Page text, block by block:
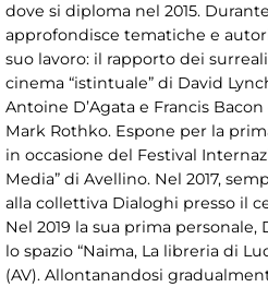
dove si diploma nel 2015.
approfondisce tematiche e
suo lavoro: il rapporto dei
cinema “istintuale” di David
Antoine D’Agata e Francis
Mark Rothko. Espone per la
in occasione del Festival
Media” di Avellino. Nel 2017,
alla collettiva Dialoghi presso il
Nel 2019 la sua prima
lo spazio “Naima, La libreria di
(AV). Allontanandosi